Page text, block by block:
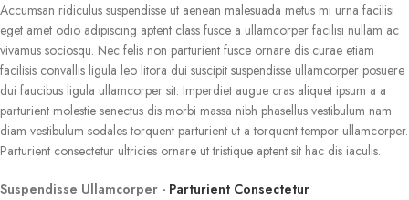
Accumsan ridiculus suspendisse ut aenean malesuada metus mi urna facilisi
eget amet odio adipiscing aptent class fusce a ullamcorper facilisi nullam ac
vivamus sociosqu. Nec felis non parturient fusce ornare dis curae etiam
facilisis convallis ligula leo litora dui suscipit suspendisse ullamcorper posuere
dui faucibus ligula ullamcorper sit. Imperdiet augue cras aliquet ipsum a a
parturient molestie senectus dis morbi massa nibh phasellus vestibulum nam
diam vestibulum sodales torquent parturient ut a torquent tempor ullamcorper.
Parturient consectetur ultricies ornare ut tristique aptent sit hac dis iaculis.
Suspendisse Ullamcorper - Parturient Consectetur